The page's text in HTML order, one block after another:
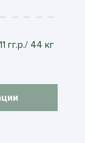
гг.р./ 44 кг